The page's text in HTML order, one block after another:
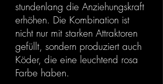
stundenlang die Anziehungskraft
erhöhen. Die Kombination ist
nicht nur mit starken Attraktoren
gefüllt, sondern produziert auch
Köder, die eine leuchtend rosa
Farbe haben.